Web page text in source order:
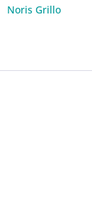
Noris Grillo